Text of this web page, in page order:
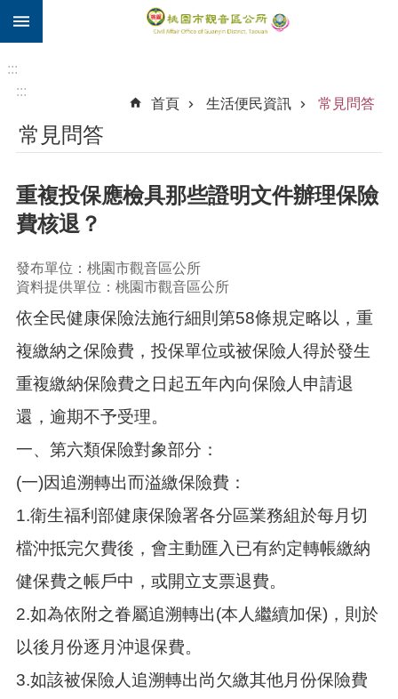
跳到主要內容區塊
市
民
進
階
尋
觀
區
紹
訊
息
公
告
生
便
資
訊
機
關
:::
:::
首頁
生活便民資訊 常見問答
常見問答
重複投保應檢具那些證明文件辦理保險
費核退？
發布單位：桃園市觀音區公所
資料提供單位：桃園市觀音區公所
依全民健康保險法施行細則第58條規定略以，重
複繳納之保險費，投保單位或被保險人得於發生
重複繳納保險費之日起五年內向保險人申請退
還，逾期不予受理。
一、第六類保險對象部分：
(一)因追溯轉出而溢繳保險費：
1.衛生福利部健康保險署各分區業務組於每月切
檔沖抵完欠費後，會主動匯入已有約定轉帳繳納
健保費之帳戶中，或開立支票退費。
2.如為依附之眷屬追溯轉出(本人繼續加保)，則於
以後月份逐月沖退保費。
3.如該被保險人追溯轉出尚欠繳其他月份保險費